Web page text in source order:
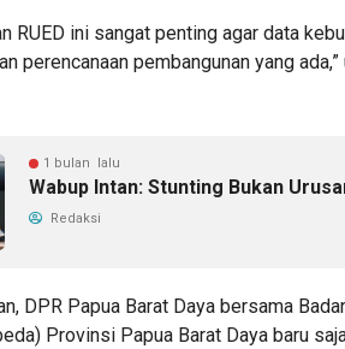
RUED ini sangat penting agar data
perencanaan pembangunan yang
1 bulan lalu
Wabup Intan: Stunting Bukan
Redaksi
DPR Papua Barat Daya bersama
Provinsi Papua Barat Daya baru